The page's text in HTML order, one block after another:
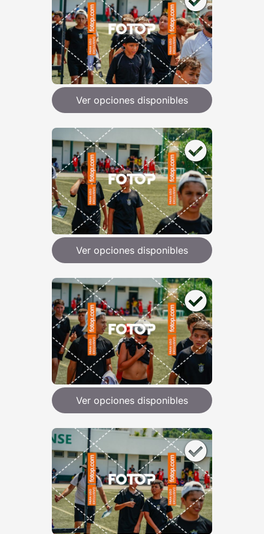
Ver opciones disponibles
Ver opciones disponibles
Ver opciones disponibles